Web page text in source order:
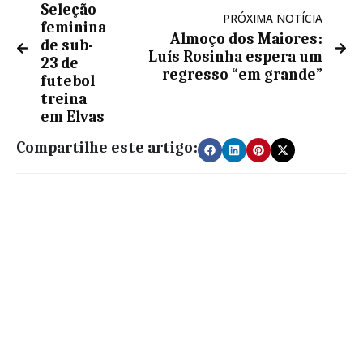
Seleção
feminina
de sub-
23 de
futebol
treina
em Elvas
PRÓXIMA NOTÍCIA
Almoço dos Maiores:
Luís Rosinha espera um
regresso “em grande”
Compartilhe este artigo: